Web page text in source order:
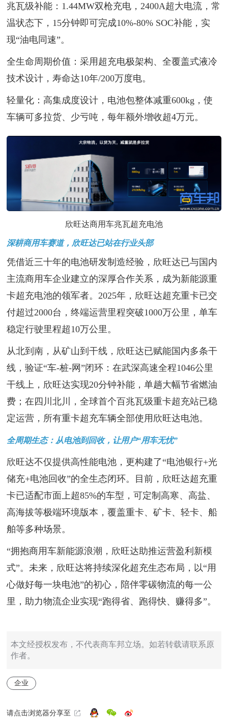
兆瓦级补能：1.44MW双枪充电，2400A超大电流，常
温状态下，15分钟即可完成10%-80% SOC补能，实
现“油电同速”。
全生命周期价值：采用超充电极架构、全覆盖式液冷
技术设计，寿命达10年/200万度电。
轻量化：高集成度设计，电池包整体减重600kg，使
车辆可多拉货、少亏吨，每年额外增收超4万元。
欣旺达商用车兆瓦超充电池
深耕商用车赛道，欣旺达已站在行业头部
凭借近三十年的电池研发制造经验，欣旺达已与国内
主流商用车企业建立的深厚合作关系，成为新能源重
卡超充电池的领军者。2025年，欣旺达超充重卡已交
付超过2000台，终端运营里程突破1000万公里，单车
稳定行驶里程超10万公里。
从北到南，从矿山到干线，欣旺达已赋能国内多条干
线，验证“车-桩-网”闭环：在武深高速全程1046公里
干线上，欣旺达实现20分钟补能，单趟大幅节省燃油
费；在四川北川，全球首个百兆瓦级重卡超充站已稳
定运营，所有重卡超充车辆全部使用欣旺达电池。
全周期生态：从电池到回收，让用户“用车无忧”
欣旺达不仅提供高性能电池，更构建了“电池银行+光
储充+电池回收”的全生态闭环。目前，欣旺达超充重
卡已适配市面上超85%的车型，可定制高寒、高盐、
高海拔等极端环境版本，覆盖重卡、矿卡、轻卡、船
舶等多种场景。
“拥抱商用车新能源浪潮，欣旺达助推运营盈利新模
式”。未来，欣旺达将持续深化超充生态布局，以“用
心做好每一块电池”的初心，陪伴零碳物流的每一公
里，助力物流企业实现“跑得省、跑得快、赚得多”。
本文经授权发布，不代表商车邦立场。如若转载请联系原
作者。
企业
请点击浏览器分享至